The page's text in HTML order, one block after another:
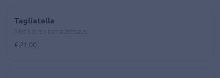
Tagliatella
€ 21,00